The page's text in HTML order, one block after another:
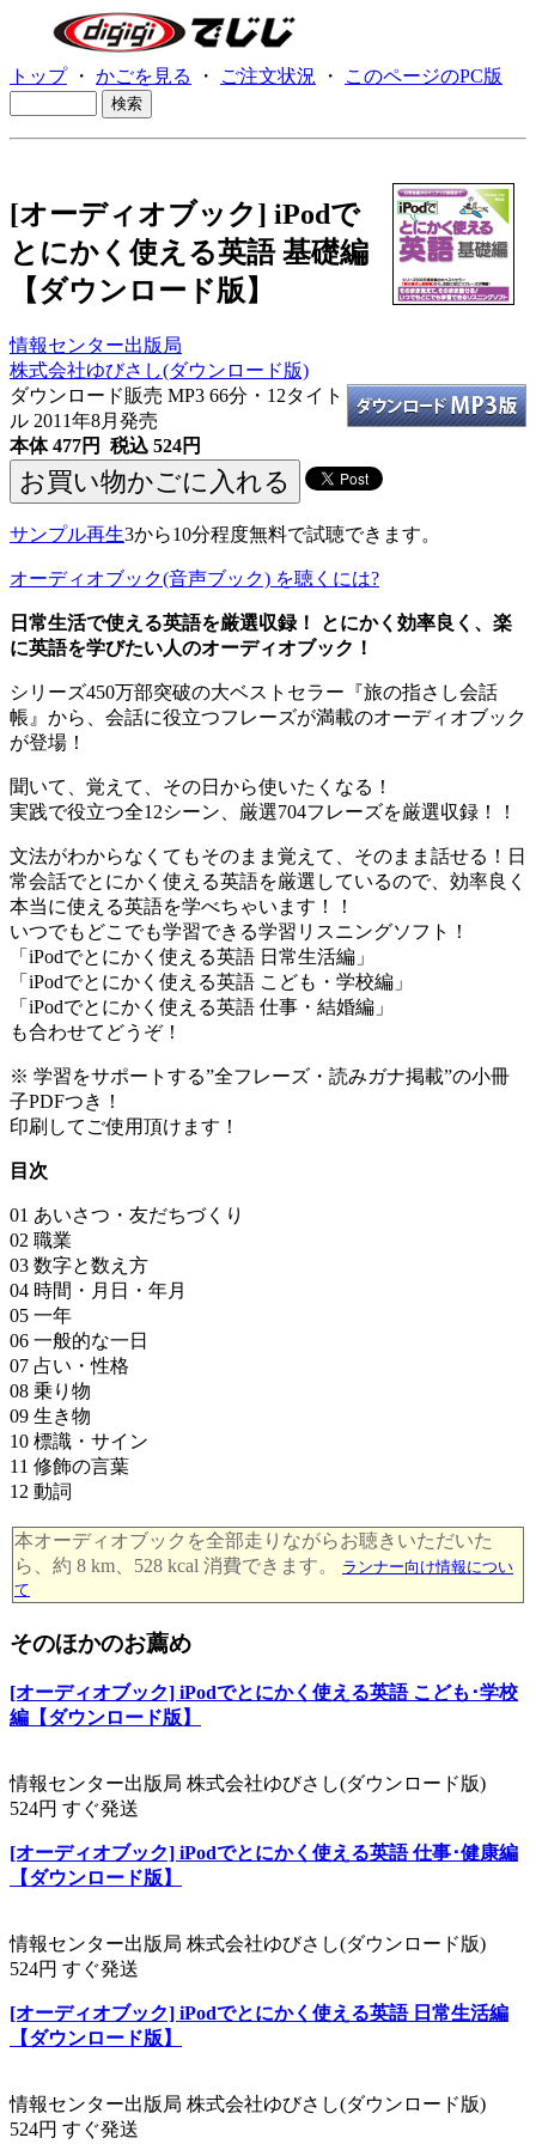
トップ・ かごを見る ・ ご注文状況 ・ このページのPC版
[オーディオブック] iPodで
とにかく使える英語 基礎編
【ダウンロード版】
情報センター出版局
株式会社ゆびさし(ダウンロード版)
ダウンロード販売 MP3 66分・12タイト
ル 2011年8月発売
本体 477円 税込 524円
サンプル再生3から10分程度無料で試聴できます。
オーディオブック(音声ブック) を聴くには?
日常生活で使える英語を厳選収録！ とにかく効率良く、楽
に英語を学びたい人のオーディオブック！
シリーズ450万部突破の大ベストセラー『旅の指さし会話
帳』から、会話に役立つフレーズが満載のオーディオブック
が登場！
聞いて、覚えて、その日から使いたくなる！
実践で役立つ全12シーン、厳選704フレーズを厳選収録！！
文法がわからなくてもそのまま覚えて、そのまま話せる！日
常会話でとにかく使える英語を厳選しているので、効率良く
本当に使える英語を学べちゃいます！！
いつでもどこでも学習できる学習リスニングソフト！
「iPodでとにかく使える英語 日常生活編」
「iPodでとにかく使える英語 こども・学校編」
「iPodでとにかく使える英語 仕事・結婚編」
も合わせてどうぞ！
※ 学習をサポートする”全フレーズ・読みガナ掲載”の小冊
子PDFつき！
印刷してご使用頂けます！
目次
01 あいさつ・友だちづくり
02 職業
03 数字と数え方
04 時間・月日・年月
05 一年
06 一般的な一日
07 占い・性格
08 乗り物
09 生き物
10 標識・サイン
11 修飾の言葉
12 動詞
本オーディオブックを全部走りながらお聴きいただいた
ら、約 8 km、528 kcal 消費できます。
ランナー向け情報につい
て
そのほかのお薦め
[オーディオブック] iPodでとにかく使える英語 こども･学校
編【ダウンロード版】
情報センター出版局 株式会社ゆびさし(ダウンロード版)
524円 すぐ発送
[オーディオブック] iPodでとにかく使える英語 仕事･健康編
【ダウンロード版】
情報センター出版局 株式会社ゆびさし(ダウンロード版)
524円 すぐ発送
[オーディオブック] iPodでとにかく使える英語 日常生活編
【ダウンロード版】
情報センター出版局 株式会社ゆびさし(ダウンロード版)
524円 すぐ発送